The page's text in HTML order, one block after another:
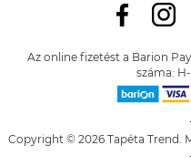
Az online fizetést a Barion
száma:
Copyright © 2026 Tapéta Trend.